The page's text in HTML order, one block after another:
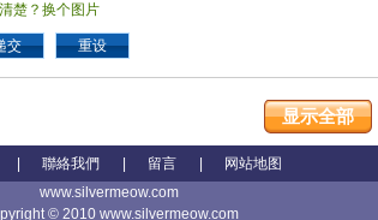
楚？换个图片
交 重设
显示全部
聯絡我們 留言
网站地图
www.silvermeow.com
© 2010 www.silvermeow.com